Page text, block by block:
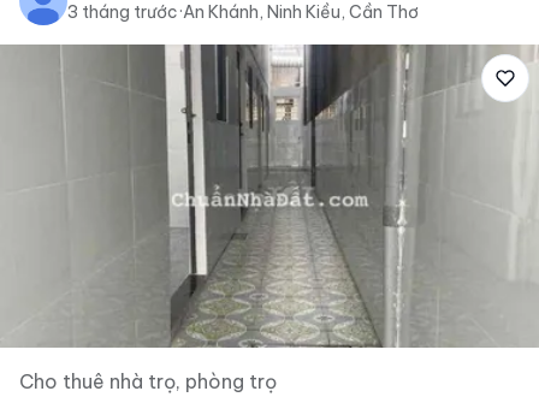
3 tháng trước·An Khánh, Ninh Kiều, Cần Thơ
Cho thuê nhà trọ, phòng trọ